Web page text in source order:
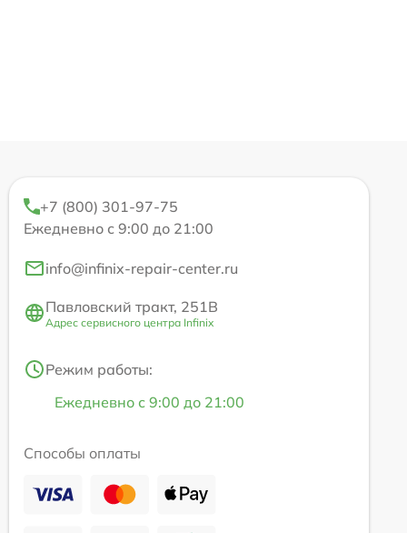
+7 (800) 301-97-75
Ежедневно с 9:00 до 21:00
info@infinix-repair-center.ru
Павловский тракт, 251В
Адрес сервисного центра Infinix
Режим работы:
Ежедневно с 9:00 до 21:00
Способы оплаты